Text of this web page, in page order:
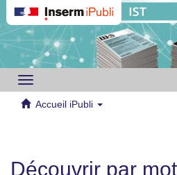
Toggle
navigation
Accueil iPubli
Découvrir par